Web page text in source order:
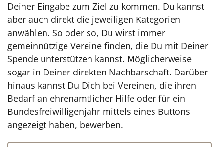
Deiner Eingabe zum Ziel zu kommen. Du kannst
aber auch direkt die jeweiligen Kategorien
anwählen. So oder so, Du wirst immer
gemeinnützige Vereine finden, die Du mit Deiner
Spende unterstützen kannst. Möglicherweise
sogar in Deiner direkten Nachbarschaft. Darüber
hinaus kannst Du Dich bei Vereinen, die ihren
Bedarf an ehrenamtlicher Hilfe oder für ein
Bundesfreiwilligenjahr mittels eines Buttons
angezeigt haben, bewerben.